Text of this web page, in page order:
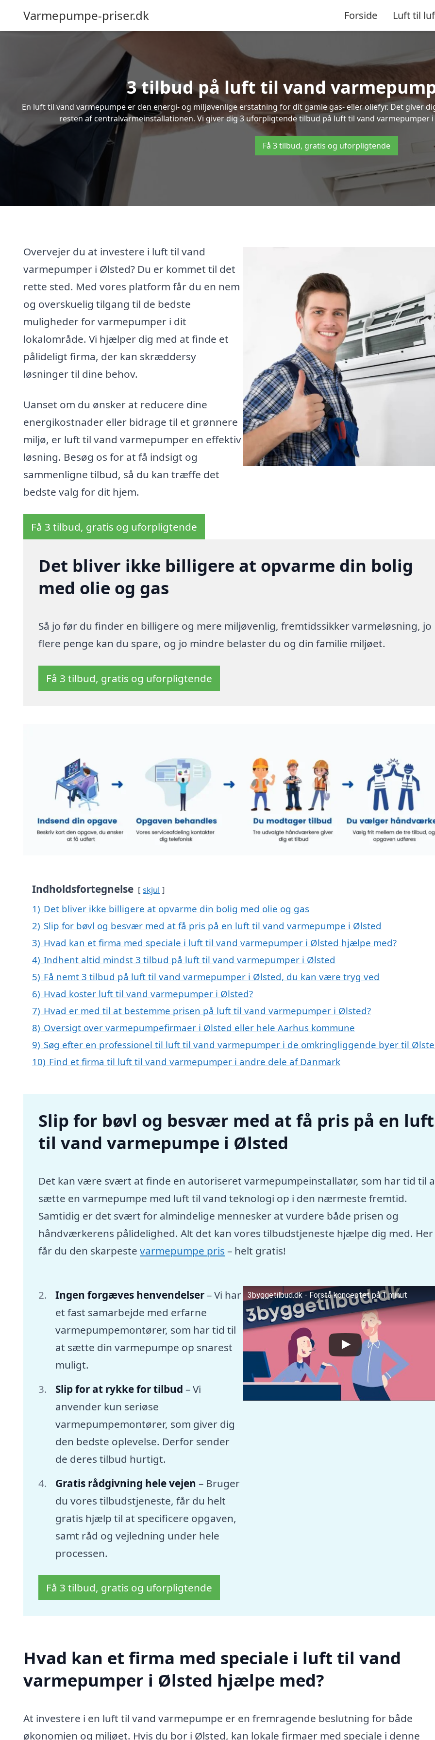
Varmepumpe-priser.dk Forside Luft til
3 tilbud på luft til vand
En luft til vand varmepumpe er den energi- og miljøvenlige erstatning for dit gamle gas- eller oliefyr. Det giver
resten af centralvarmeinstallationen. Vi giver dig 3 uforpligtende tilbud på luft til vand
Få 3 tilbud, gratis og uforpligtende
Overvejer du at investere i luft til vand
varmepumper i Ølsted? Du er kommet til det
rette sted. Med vores platform får du en nem
og overskuelig tilgang til de bedste
muligheder for varmepumper i dit
lokalområde. Vi hjælper dig med at finde et
pålideligt firma, der kan skræddersy
løsninger til dine behov.
Uanset om du ønsker at reducere dine
energikostnader eller bidrage til et grønnere
miljø, er luft til vand varmepumper en effektiv
løsning. Besøg os for at få indsigt og
sammenligne tilbud, så du kan træffe det
bedste valg for dit hjem.
Få 3 tilbud, gratis og uforpligtende
Det bliver ikke billigere at opvarme din bolig
med olie og gas
Så jo før du finder en billigere og mere miljøvenlig, fremtidssikker varmeløsning, jo
flere penge kan du spare, og jo mindre belaster du og din familie miljøet.
Få 3 tilbud, gratis og uforpligtende
Indholdsfortegnelse skjul
1) Det bliver ikke billigere at opvarme din bolig med olie og gas
2) Slip for bøvl og besvær med at få pris på en luft til vand varmepumpe i Ølsted
3) Hvad kan et firma med speciale i luft til vand varmepumper i Ølsted hjælpe med?
4) Indhent altid mindst 3 tilbud på luft til vand varmepumper i Ølsted
5) Få nemt 3 tilbud på luft til vand varmepumper i Ølsted, du kan være tryg ved
6) Hvad koster luft til vand varmepumper i Ølsted?
7) Hvad er med til at bestemme prisen på luft til vand varmepumper i Ølsted?
8) Oversigt over varmepumpefirmaer i Ølsted eller hele Aarhus kommune
9) Søg efter en professionel til luft til vand varmepumper i de omkringliggende byer til
10) Find et firma til luft til vand varmepumper i andre dele af Danmark
Slip for bøvl og besvær med at få pris på en luft
til vand varmepumpe i Ølsted
Det kan være svært at finde en autoriseret varmepumpeinstallatør, som har tid til
sætte en varmepumpe med luft til vand teknologi op i den nærmeste fremtid.
Samtidig er det svært for almindelige mennesker at vurdere både prisen og
håndværkerens pålidelighed. Alt det kan vores tilbudstjeneste hjælpe dig med. Her
får du den skarpestevarmepumpe pris – helt gratis!
Ingen forgæves henvendelser– Vi har
et fast samarbejde med erfarne
varmepumpemontører, som har tid til
at sætte din varmepumpe op snarest
muligt.
Slip for at rykke for tilbud – Vi
anvender kun seriøse
varmepumpemontører, som giver dig
den bedste oplevelse. Derfor sender
de deres tilbud hurtigt.
Gratis rådgivning hele vejen – Bruger
du vores tilbudstjeneste, får du helt
gratis hjælp til at specificere opgaven,
samt råd og vejledning under hele
processen.
3byggetilbud.dk - Forstå konceptet på 1 minut
Få 3 tilbud, gratis og uforpligtende
Hvad kan et firma med speciale i luft til vand
varmepumper i Ølsted hjælpe med?
At investere i en luft til vand varmepumpe er en fremragende beslutning for både
økonomien og miljøet. Hvis du bor i Ølsted, kan lokale firmaer med speciale i denne